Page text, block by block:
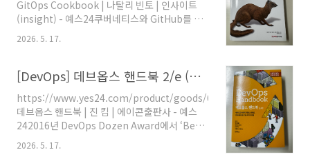
운영의 협업 방식과 자동화 문화에 가깝다
면,GitOps는 운영 상태를 Git 중심으로 선언하
고 동기화하는 방식에 더 가깝습니다.결국
태가 계속 변하는 환경에서..
GitOps Cookbook | 나탈리 빈토 | 인사이트
(insight) - 예스24쿠버네티스와 GitHub를 활
용한 CI/CD 파이프라인 구축왜 수많은 회사들이
DevOps와 클라우드 네이티브 전략을 위해
워크는 쿠버네티스에 애플리케이션
www.yes24.com운영자가 “현재 서버 상태”를
못 믿게 되는 순간처음 GitOps라는 단어를 들었
을 때는 솔직히 좀 애매했다.그냥 Kubernetes
배포 방식 중 하나 아닌가 싶었다.Git에 yaml 넣
고,ArgoCD 같은 걸로 동기화하고,자동 배포하
2026. 5. 17.
[DevOps] 데브옵스 핸드북 2/e (The DevOps Handbook)
https://www.yes24.com/product/goods/61792775
데브옵스 핸드북 | 진 킴 | 에이콘출판사 - 예스
242016년 DevOps Dozen Award에서 ‘Best
DevOps Book of the Year’ 수상!데브옵스의
모든 것을 다루는 책이다. 데브옵스의 유래부터
2026. 5. 17.